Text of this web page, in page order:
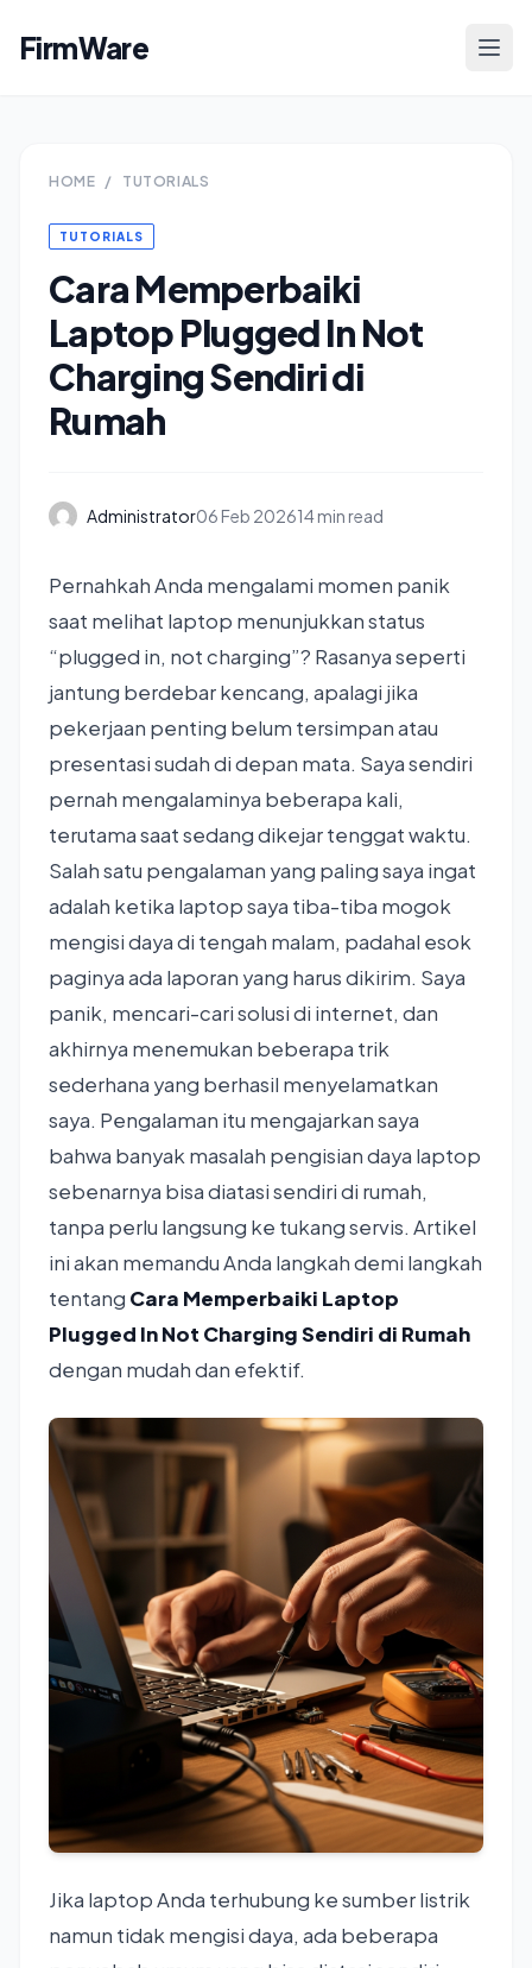
FirmWare
HOME / TUTORIALS
TUTORIALS
Cara Memperbaiki
Laptop Plugged In Not
Charging Sendiri di
Rumah
Administrator06 Feb 202614 min read
Pernahkah Anda mengalami momen panik
saat melihat laptop menunjukkan status
“plugged in, not charging”? Rasanya seperti
jantung berdebar kencang, apalagi jika
pekerjaan penting belum tersimpan atau
presentasi sudah di depan mata. Saya sendiri
pernah mengalaminya beberapa kali,
terutama saat sedang dikejar tenggat waktu.
Salah satu pengalaman yang paling saya ingat
adalah ketika laptop saya tiba-tiba mogok
mengisi daya di tengah malam, padahal esok
paginya ada laporan yang harus dikirim. Saya
panik, mencari-cari solusi di internet, dan
akhirnya menemukan beberapa trik
sederhana yang berhasil menyelamatkan
saya. Pengalaman itu mengajarkan saya
bahwa banyak masalah pengisian daya laptop
sebenarnya bisa diatasi sendiri di rumah,
tanpa perlu langsung ke tukang servis. Artikel
ini akan memandu Anda langkah demi langkah
tentang Cara Memperbaiki Laptop
Plugged In Not Charging Sendiri di Rumah
dengan mudah dan efektif.
Jika laptop Anda terhubung ke sumber listrik
namun tidak mengisi daya, ada beberapa